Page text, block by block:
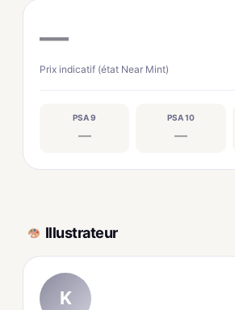
—
Prix indicatif (état Near Mint)
PSA 9
—
PSA 10
—
Illustrateur
K